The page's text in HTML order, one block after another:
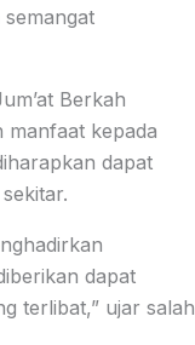
Berkah
kepada
dapat
dapat
terlibat,” ujar salah